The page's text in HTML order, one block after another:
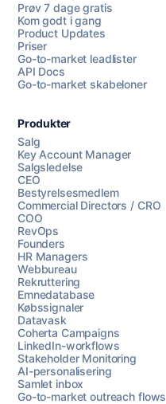
Prøv 7 dage gratis
Kom godt i gang
Product Updates
Priser
Go-to-market leadlister
API Docs
Go-to-market skabeloner
Produkter
Salg
Key Account Manager
Salgsledelse
CEO
Bestyrelsesmedlem
Commercial Directors / CRO
COO
RevOps
Founders
HR Managers
Webbureau
Rekruttering
Emnedatabase
Købssignaler
Datavask
Coherta Campaigns
LinkedIn-workflows
Stakeholder Monitoring
AI-personalisering
Samlet inbox
Go-to-market outreach flows